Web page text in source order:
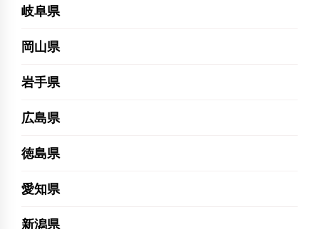
岐阜県
岡山県
岩手県
広島県
徳島県
愛知県
新潟県